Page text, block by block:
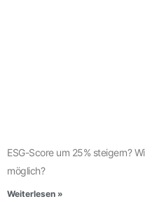
ESG-Score um 25% steigern?
möglich?
Weiterlesen »